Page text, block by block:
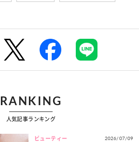
RANKING
人気記事ランキング
ビューティー 2026/07/09